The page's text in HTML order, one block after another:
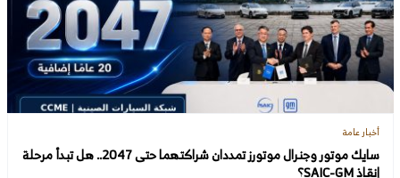
أخبار عامة
سايك موتور وجنرال موتورز تمددان شراكتهما حتى 2047.. هل تبدأ مرحلة
إنقاذ SAIC-GM؟